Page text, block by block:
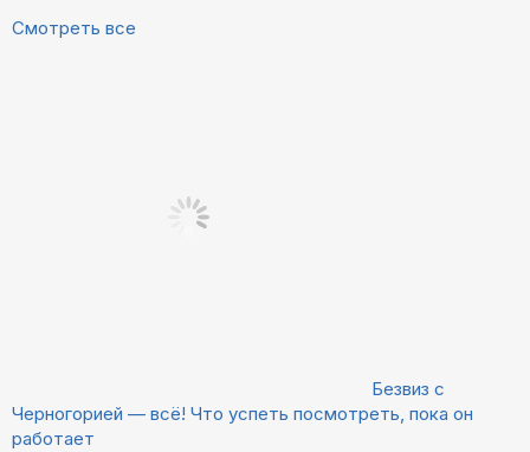
Смотреть все
Безвиз с
Черногорией — всё! Что успеть посмотреть, пока он
работает